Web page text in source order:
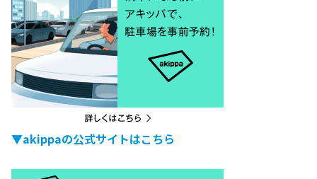
▼akippaの公式サイトはこちら